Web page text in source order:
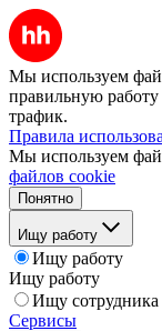
Мы используем
правильную работу
трафик.
Правила
Мы используем
файлов cookie
Понятно
Ищу работу
Ищу работу
Ищу работу
Ищу сотрудника
Сервисы